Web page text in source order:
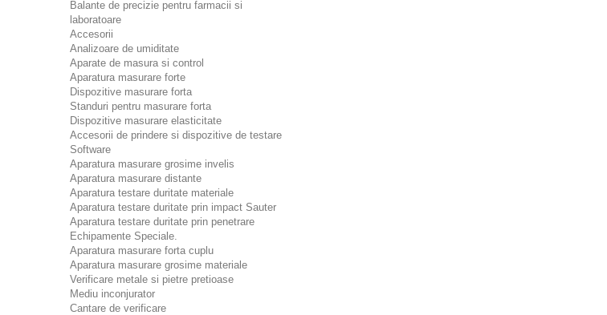
Balante de precizie pentru farmacii si
laboratoare
Accesorii
Analizoare de umiditate
Aparate de masura si control
Aparatura masurare forte
Dispozitive masurare forta
Standuri pentru masurare forta
Dispozitive masurare elasticitate
Accesorii de prindere si dispozitive de testare
Software
Aparatura masurare grosime invelis
Aparatura masurare distante
Aparatura testare duritate materiale
Aparatura testare duritate prin impact Sauter
Aparatura testare duritate prin penetrare
Echipamente Speciale.
Aparatura masurare forta cuplu
Aparatura masurare grosime materiale
Verificare metale si pietre pretioase
Mediu inconjurator
Cantare de verificare